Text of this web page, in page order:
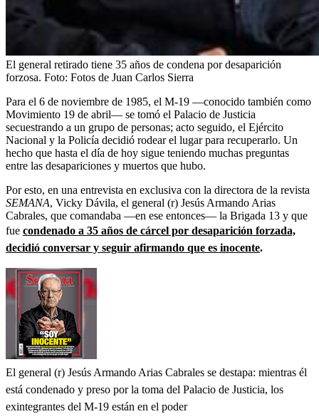
El general retirado tiene 35 años de condena por desaparición
forzosa. Foto: Fotos de Juan Carlos Sierra
Para el 6 de noviembre de 1985, el M-19 ―conocido también como
Movimiento 19 de abril― se tomó el Palacio de Justicia
secuestrando a un grupo de personas; acto seguido, el Ejército
Nacional y la Policía decidió rodear el lugar para recuperarlo. Un
hecho que hasta el día de hoy sigue teniendo muchas preguntas
entre las desapariciones y muertos que hubo.
Por esto, en una entrevista en exclusiva con la directora de la revista
SEMANA, Vicky Dávila, el general (r) Jesús Armando Arias
Cabrales, que comandaba ―en ese entonces― la Brigada 13 y que
fue condenado a 35 años de cárcel por desaparición forzada,
decidió conversar y seguir afirmando que es inocente.
El general (r) Jesús Armando Arias Cabrales se destapa: mientras él
está condenado y preso por la toma del Palacio de Justicia, los
exintegrantes del M-19 están en el poder